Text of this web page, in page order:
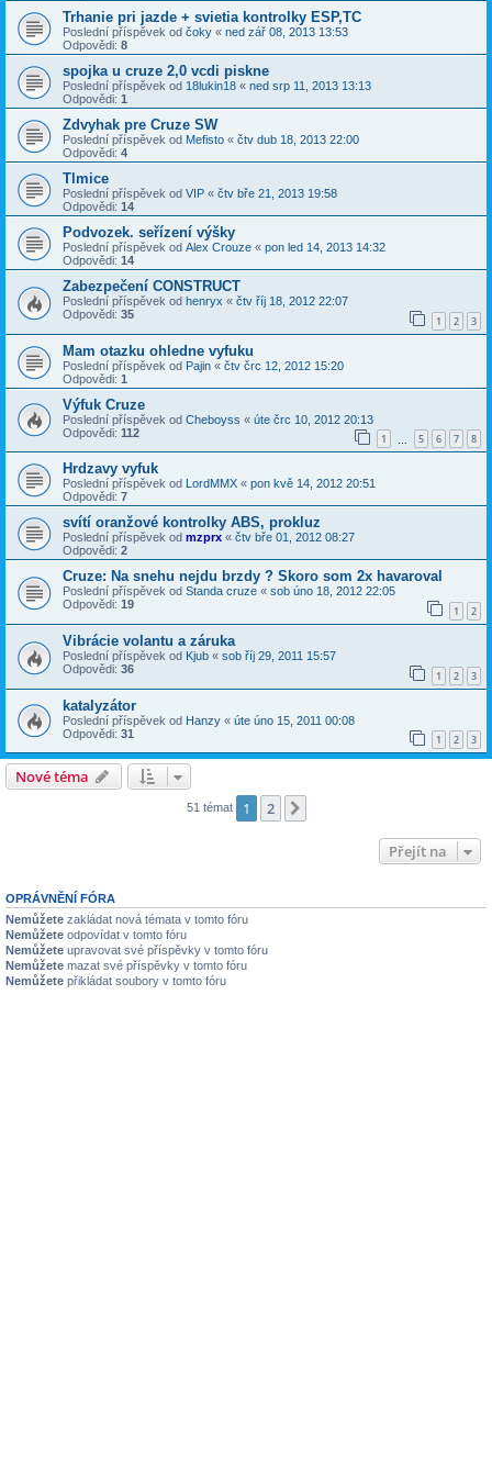
Trhanie pri jazde + svietia kontrolky ESP,TC
Poslední příspěvek od čoky « ned zář 08, 2013 13:53
Odpovědi: 8
spojka u cruze 2,0 vcdi piskne
Poslední příspěvek od 18lukin18 « ned srp 11, 2013 13:13
Odpovědi: 1
Zdvyhak pre Cruze SW
Poslední příspěvek od Mefisto « čtv dub 18, 2013 22:00
Odpovědi: 4
Tlmice
Poslední příspěvek od VIP « čtv bře 21, 2013 19:58
Odpovědi: 14
Podvozek. seřízení výšky
Poslední příspěvek od Alex Crouze « pon led 14, 2013 14:32
Odpovědi: 14
Zabezpečení CONSTRUCT
Poslední příspěvek od henryx « čtv říj 18, 2012 22:07
Odpovědi: 35 1 2 3
Mam otazku ohledne vyfuku
Poslední příspěvek od Pajin « čtv črc 12, 2012 15:20
Odpovědi: 1
Výfuk Cruze
Poslední příspěvek od Cheboyss « úte črc 10, 2012 20:13
Odpovědi: 112 1 5 6 7 8
Hrdzavy vyfuk
Poslední příspěvek od LordMMX « pon kvě 14, 2012 20:51
Odpovědi: 7
svítí oranžové kontrolky ABS, prokluz
Poslední příspěvek od mzprx « čtv bře 01, 2012 08:27
Odpovědi: 2
Cruze: Na snehu nejdu brzdy ? Skoro som 2x havaroval
Poslední příspěvek od Standa cruze « sob úno 18, 2012 22:05
Odpovědi: 19 1 2
Vibrácie volantu a záruka
Poslední příspěvek od Kjub « sob říj 29, 2011 15:57
Odpovědi: 36 1 2 3
katalyzátor
Poslední příspěvek od Hanzy « úte úno 15, 2011 00:08
Odpovědi: 31 1 2 3
Nové téma
51 témat 1 2
Přejít na
OPRÁVNĚNÍ FÓRA
Nemůžete zakládat nová témata v tomto fóru
Nemůžete odpovídat v tomto fóru
Nemůžete upravovat své příspěvky v tomto fóru
Nemůžete mazat své příspěvky v tomto fóru
Nemůžete přikládat soubory v tomto fóru